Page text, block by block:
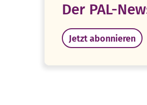
Der PAL-
Jetzt abonnieren